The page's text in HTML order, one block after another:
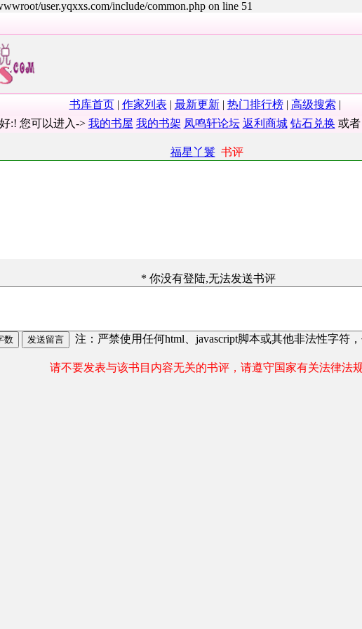
user.yqxxs.com/include/common.php on line 51
书库首页| 作家列表 | 最新更新| 热门排行榜| 高级搜索 |
:! 您可以进入-> 我的书屋 我的书架 凤鸣轩论坛 返利商城 钻石兑换 或者
福星丫鬟书评
* 你没有登陆,无法发送书评
注：严禁使用任何html、javascript脚本或其他非法性字符
请不要发表与该书目内容无关的书评，请遵守国家有关法律法